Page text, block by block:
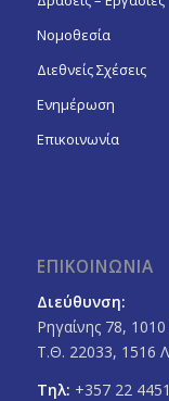
Νομοθεσία
Διεθνείς Σχέσεις
Ενημέρωση
Επικοινωνία
ΕΠΙΚΟΙΝΩΝΙΑ
Διεύθυνση:
Ρηγαίνης 78,
Τ.Θ. 22033, 1516
Τηλ: +357 22